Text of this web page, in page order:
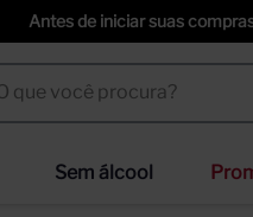
Antes de iniciar suas
você procura?
Sem álcool